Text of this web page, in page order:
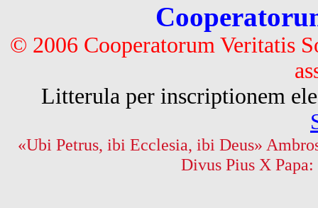
© 2006 Cooperatorum Veritatis
Litterula per inscriptionem
«Ubi Petrus, ibi Ecclesia, ibi Deus»
Divus Pius X Papa: